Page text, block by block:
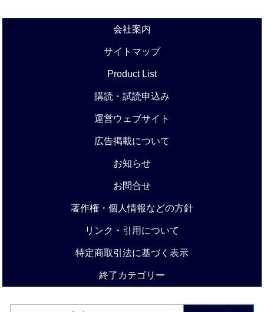
会社案内
サイトマップ
Product List
購読・試読申込み
運営ウェブサイト
広告掲載について
お知らせ
お問合せ
著作権・個人情報などの方針
リンク・引用について
特定商取引法に基づく表示
終了カテゴリー